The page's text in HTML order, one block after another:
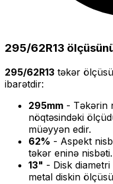
295/62R13
295/62R13 təkər
ibarətdir:
295mm - Təkərin
nöqtəsindəki
müəyyən edir.
62% - Aspekt
təkər eninə
13" - Disk
metal diskin